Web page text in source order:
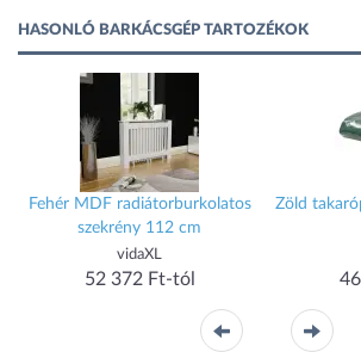
HASONLÓ BARKÁCSGÉP TARTOZÉKOK
Fehér MDF radiátorburkolatos
szekrény 112 cm
vidaXL
52 372 Ft-tól
Zöld